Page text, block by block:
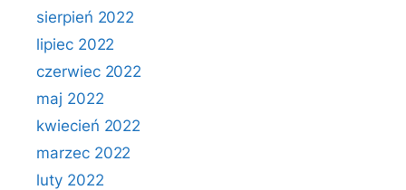
sierpień 2022
lipiec 2022
czerwiec 2022
maj 2022
kwiecień 2022
marzec 2022
luty 2022